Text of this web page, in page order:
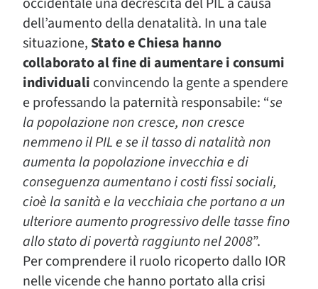
dell’aumento della denatalità. In una tale
situazione, Stato e Chiesa hanno
collaborato al fine di aumentare i consumi
individuali convincendo la gente a spendere
e professando la paternità responsabile: “se
la popolazione non cresce, non cresce
nemmeno il PIL e se il tasso di natalità non
aumenta la popolazione invecchia e di
conseguenza aumentano i costi fissi sociali,
cioè la sanità e la vecchiaia che portano a un
ulteriore aumento progressivo delle tasse fino
allo stato di povertà raggiunto nel 2008”.
Per comprendere il ruolo ricoperto dallo IOR
nelle vicende che hanno portato alla crisi